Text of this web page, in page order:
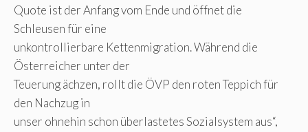
Quote ist der Anfang vom Ende und öffnet die
Schleusen für eine
unkontrollierbare Kettenmigration. Während die
Österreicher unter der
Teuerung ächzen, rollt die ÖVP den roten Teppich für
den Nachzug in
unser ohnehin schon überlastetes Sozialsystem aus“,